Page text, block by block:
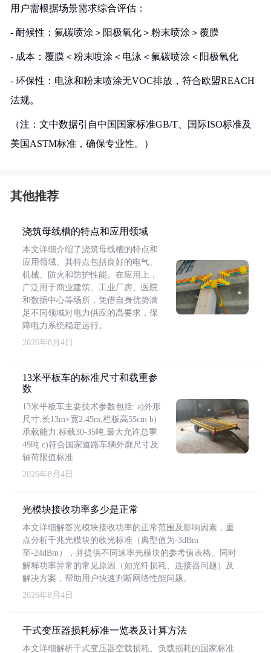
用户需根据场景需求综合评估：
- 耐候性：氟碳喷涂＞阳极氧化＞粉末喷涂＞覆膜
- 成本：覆膜＜粉末喷涂＜电泳＜氟碳喷涂＜阳极氧化
- 环保性：电泳和粉末喷涂无VOC排放，符合欧盟REACH
法规。
（注：文中数据引自中国国家标准GB/T、国际ISO标准及
美国ASTM标准，确保专业性。）
其他推荐
浇筑母线槽的特点和应用领域
本文详细介绍了浇筑母线槽的特点和
应用领域。其特点包括良好的电气、
机械、防火和防护性能。在应用上，
广泛用于商业建筑、工业厂房、医院
和数据中心等场所，凭借自身优势满
足不同领域对电力供应的高要求，保
障电力系统稳定运行。
2026年8月4日
13米平板车的标准尺寸和载重参
数
13米平板车主要技术参数包括: a)外形
尺寸:长13m×宽2.45m,栏板高55cm b)
承载能力:标载30-35吨,最大允许总重
49吨 c)符合国家道路车辆外廓尺寸及
轴荷限值标准
2026年8月4日
光模块接收功率多少是正常
本文详细解答光模块接收功率的正常范围及影响因素，重
点分析千兆光模块的收光标准（典型值为-3dBm
至-24dBm），并提供不同速率光模块的参考值表格。同时
解释功率异常的常见原因（如光纤损耗、连接器问题）及
解决方案，帮助用户快速判断网络性能问题。
2026年8月4日
干式变压器损耗标准一览表及计算方法
本文详细解析干式变压器空载损耗、负载损耗的国家标准